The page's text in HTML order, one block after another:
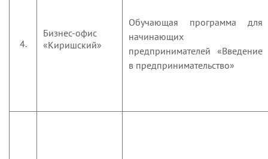
4.
Бизнес-офис
«Киришский»
Обучающая программа для
начинающих
предпринимателей «Введение
в предпринимательство»